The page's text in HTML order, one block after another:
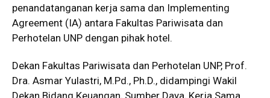
penandatanganan kerja sama dan Implementing
Agreement (IA) antara Fakultas Pariwisata dan
Perhotelan UNP dengan pihak hotel.
Dekan Fakultas Pariwisata dan Perhotelan UNP, Prof.
Dra. Asmar Yulastri, M.Pd., Ph.D., didampingi Wakil
Dekan Bidang Keuangan, Sumber Daya, Kerja Sama